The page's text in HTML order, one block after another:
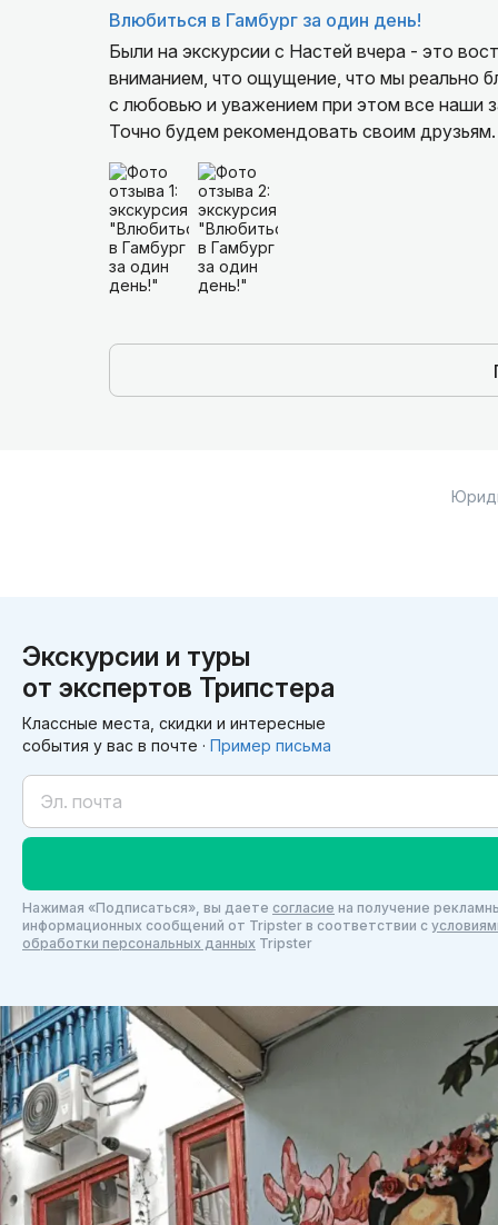
Влюбиться в Гамбург за один день!
Были на экскурсии с Настей вчера - это
вниманием, что ощущение, что мы реально
с любовью и уважением при этом все наши
Точно будем рекомендовать своим друзьям.
Экскурсии и туры
от экспертов Трипстера
Классные места, скидки и интересные
события у вас в почте · Пример письма
Нажимая «Подписаться», вы даете согласие на получение
информационных сообщений от Tripster в соответствии c
обработки персональных данных Tripster